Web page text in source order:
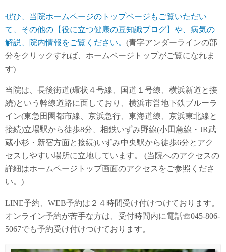
ぜひ、当院ホームページのトップページもご覧いただい
て、その他の【役に立つ健康の豆知識ブログ】や、病気の
解説、院内情報をご覧ください。 (青字アンダーラインの部
分をクリックすれば、ホームページトップがご覧になれま
す)
当院は、長後街道(環状４号線、国道１号線、横浜新道と接
続)という幹線道路に面しており、横浜市営地下鉄ブルーラ
イン(東急田園都市線、京浜急行、東海道線、京浜東北線と
接続)立場駅から徒歩8分、相鉄いずみ野線(小田急線・JR武
蔵小杉・新宿方面と接続)いずみ中央駅から徒歩6分とアク
セスしやすい場所に立地しています。 (当院へのアクセスの
詳細はホームページトップ画面のアクセスをご参照くださ
い。)
LINE予約、WEB予約は２４時間受け付けつけております。
オンライン予約が苦手な方は、受付時間内に電話☏045-806-
5067でも予約受け付けつけております。